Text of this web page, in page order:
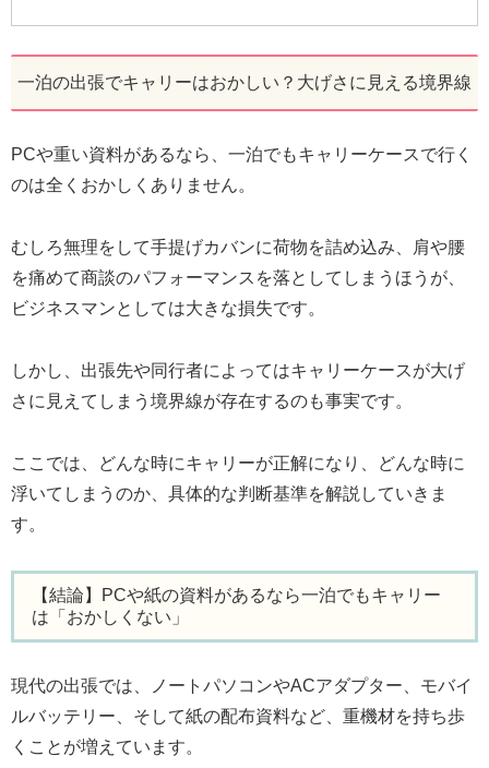
一泊の出張でキャリーはおかしい？大げさに見える境界線
PCや重い資料があるなら、一泊でもキャリーケースで行く
のは全くおかしくありません。
むしろ無理をして手提げカバンに荷物を詰め込み、肩や腰
を痛めて商談のパフォーマンスを落としてしまうほうが、
ビジネスマンとしては大きな損失です。
しかし、出張先や同行者によってはキャリーケースが大げ
さに見えてしまう境界線が存在するのも事実です。
ここでは、どんな時にキャリーが正解になり、どんな時に
浮いてしまうのか、具体的な判断基準を解説していきま
す。
【結論】PCや紙の資料があるなら一泊でもキャリー
は「おかしくない」
現代の出張では、ノートパソコンやACアダプター、モバイ
ルバッテリー、そして紙の配布資料など、重機材を持ち歩
くことが増えています。